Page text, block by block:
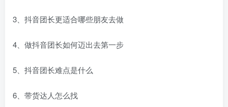
3、抖音团长更适合哪些朋友去做
4、做抖音团长如何迈出去第一步
5、抖音团长难点是什么
6、带货达人怎么找